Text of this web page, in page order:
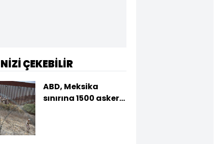
ÇEKEBİLİR
ABD, Meksika
sınırına 1500 asker